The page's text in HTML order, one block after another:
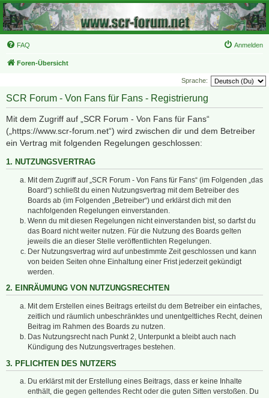
FAQ Anmelden
Foren-Übersicht
Sprache:
SCR Forum - Von Fans für Fans - Registrierung
Mit dem Zugriff auf „SCR Forum - Von Fans für Fans“
(„https://www.scr-forum.net“) wird zwischen dir und dem Betreiber
ein Vertrag mit folgenden Regelungen geschlossen:
1. NUTZUNGSVERTRAG
Mit dem Zugriff auf „SCR Forum - Von Fans für Fans“ (im Folgenden „das
Board“) schließt du einen Nutzungsvertrag mit dem Betreiber des
Boards ab (im Folgenden „Betreiber“) und erklärst dich mit den
nachfolgenden Regelungen einverstanden.
Wenn du mit diesen Regelungen nicht einverstanden bist, so darfst du
das Board nicht weiter nutzen. Für die Nutzung des Boards gelten
jeweils die an dieser Stelle veröffentlichten Regelungen.
Der Nutzungsvertrag wird auf unbestimmte Zeit geschlossen und kann
von beiden Seiten ohne Einhaltung einer Frist jederzeit gekündigt
werden.
2. EINRÄUMUNG VON NUTZUNGSRECHTEN
Mit dem Erstellen eines Beitrags erteilst du dem Betreiber ein einfaches,
zeitlich und räumlich unbeschränktes und unentgeltliches Recht, deinen
Beitrag im Rahmen des Boards zu nutzen.
Das Nutzungsrecht nach Punkt 2, Unterpunkt a bleibt auch nach
Kündigung des Nutzungsvertrages bestehen.
3. PFLICHTEN DES NUTZERS
Du erklärst mit der Erstellung eines Beitrags, dass er keine Inhalte
enthält, die gegen geltendes Recht oder die guten Sitten verstoßen. Du